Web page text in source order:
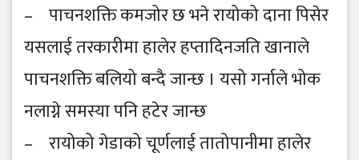
– पाचनशक्ति कमजोर छ भने रायोको दाना पिसेर
यसलाई तरकारीमा हालेर हप्तादिनजति खानाले
पाचनशक्ति बलियो बन्दै जान्छ । यसो गर्नाले भोक
नलाग्ने समस्या पनि हटेर जान्छ
– रायोको गेडाको चूर्णलाई तातोपानीमा हालेर